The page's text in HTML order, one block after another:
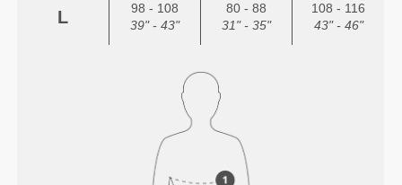
L
98 - 108
39" - 43"
80 - 88
31" - 35"
108 - 116
43" - 46"